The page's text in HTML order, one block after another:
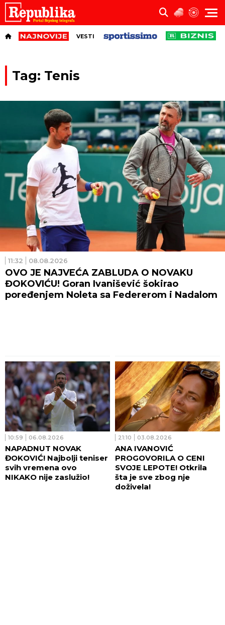
VESTI
Tag: Tenis
11:32 08.08.2026
OVO JE NAJVEĆA ZABLUDA O NOVAKU
ĐOKOVIĆU! Goran Ivanišević šokirao
poređenjem Noleta sa Federerom i Nadalom
10:59 06.08.2026
NAPADNUT NOVAK
ĐOKOVIĆ! Najbolji teniser
svih vremena ovo
NIKAKO nije zaslužio!
21:10 03.08.2026
ANA IVANOVIĆ
PROGOVORILA O CENI
SVOJE LEPOTE! Otkrila
šta je sve zbog nje
doživela!